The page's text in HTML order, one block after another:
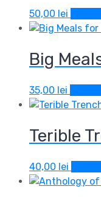
50,00 lei
Big
35,00 lei
Terible
40,00 lei